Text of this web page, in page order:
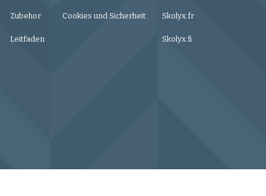
Zubehor
Leitfaden
Cookies und Sicherheit Skolyx.fr
Skolyx.fi